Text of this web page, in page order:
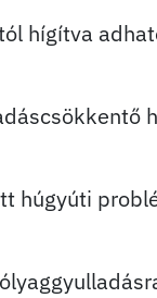
hígítva
húgyúti